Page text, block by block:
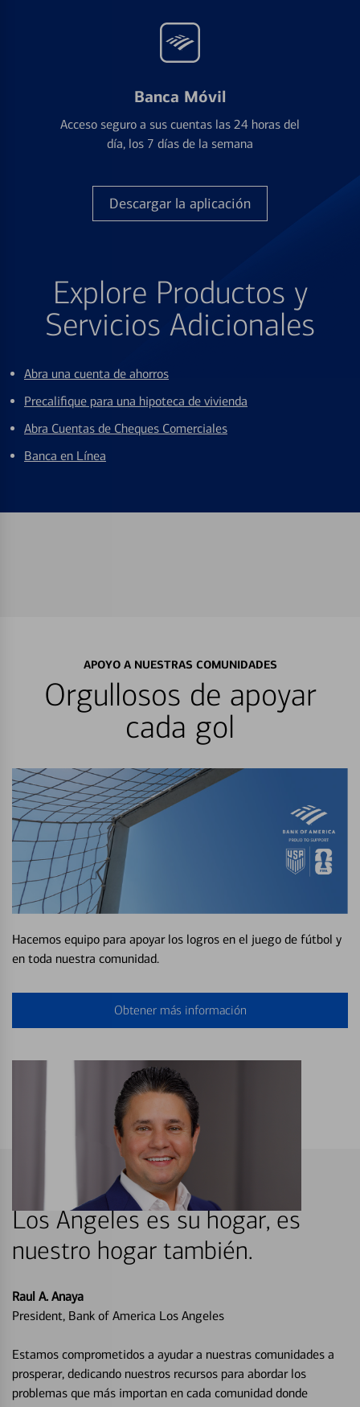
Banca Móvil
Acceso seguro a sus cuentas las 24 horas del
día, los 7 días de la semana
Descargar la aplicación
Explore Productos y
Servicios Adicionales
Abra una cuenta de ahorros
Precalifique para una hipoteca de vivienda
Abra Cuentas de Cheques Comerciales
Banca en Línea
APOYO A NUESTRAS COMUNIDADES
Orgullosos de apoyar
cada gol
Hacemos equipo para apoyar los logros en el juego de fútbol y
en toda nuestra comunidad.
Obtener más información
Los Angeles es su hogar, es
nuestro hogar también.
Raul A. Anaya
President, Bank of America Los Angeles
Estamos comprometidos a ayudar a nuestras comunidades a
prosperar, dedicando nuestros recursos para abordar los
problemas que más importan en cada comunidad donde